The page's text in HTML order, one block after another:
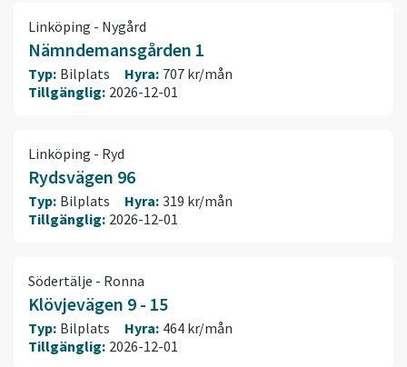
Nämndemansgården 1
Linköping - Nygård
Typ: Bilplats Hyra: 707 kr/mån
Tillgänglig: 2026-12-01
Rydsvägen 96
Linköping - Ryd
Typ: Bilplats Hyra: 319 kr/mån
Tillgänglig: 2026-12-01
Klövjevägen 9 - 15
Södertälje - Ronna
Typ: Bilplats Hyra: 464 kr/mån
Tillgänglig: 2026-12-01